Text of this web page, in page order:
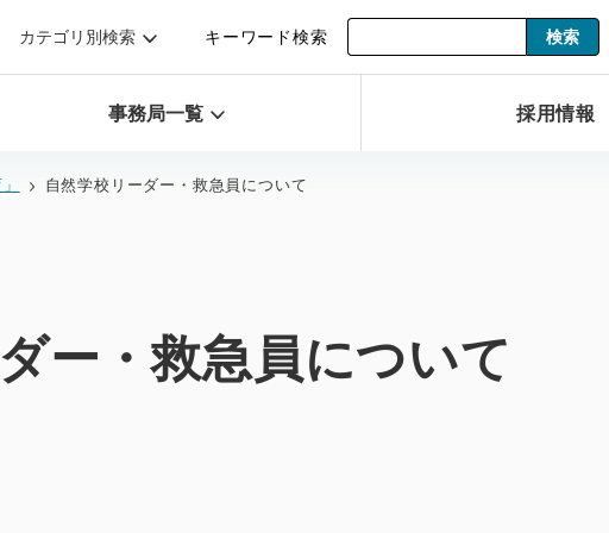
カテゴリ別検索 キーワード検索
事務局一覧 採用情報
自然学校リーダー・救急員について
ー・救急員について